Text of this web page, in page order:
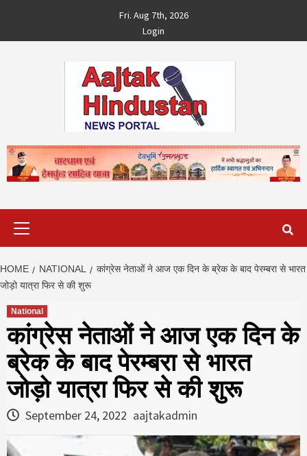
content
Fri. Aug 7th, 2026
Login
HOME NATIONAL
कांग्रेस नेताओं ने आज एक दिन के ब्रेक के बाद पेरम्बरा से भारत
जोड़ो यात्रा फिर से की शुरू
National
कांग्रेस नेताओं ने आज एक दिन के
ब्रेक के बाद पेरम्बरा से भारत
जोड़ो यात्रा फिर से की शुरू
September 24, 2022 aajtakadmin